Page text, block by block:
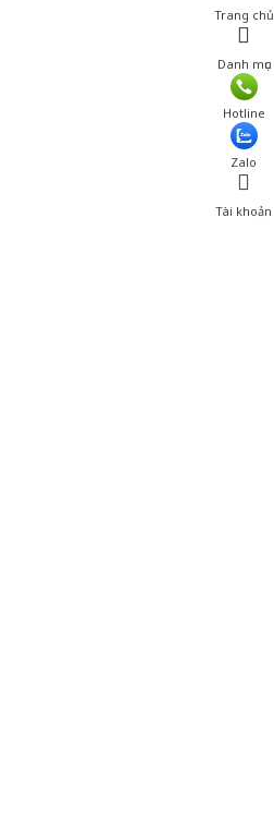
Trang chủ
Danh mục
Hotline
Zalo
Tài khoản